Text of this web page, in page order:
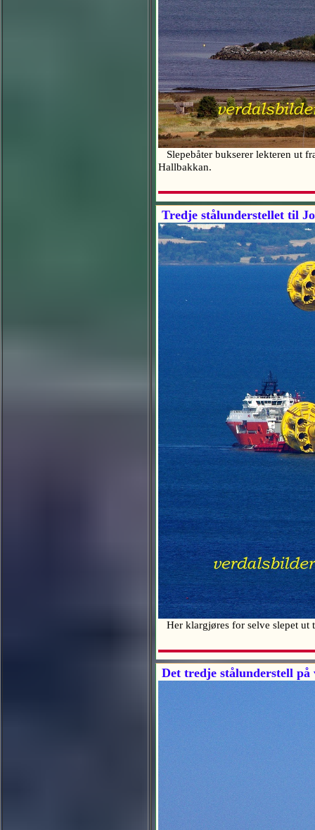
Slepebåter bukserer lekteren ut
Hallbakkan.
Tredje stålunderstellet til
Her klargjøres for selve slepet
Det tredje stålunderstell